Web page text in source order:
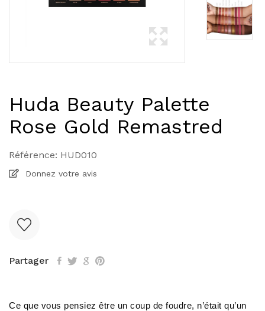
Huda Beauty Palette
Rose Gold Remastred
Référence: HUD010
Donnez votre avis
Partager
Ce que vous pensiez être un coup de foudre, n’était qu’un